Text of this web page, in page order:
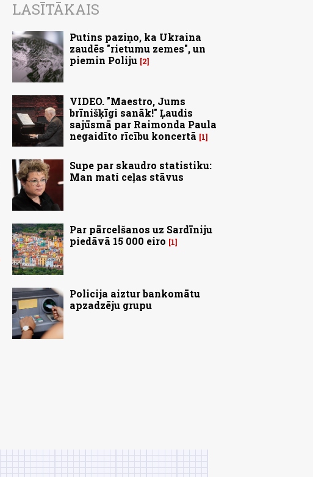
LASĪTĀKAIS
Putins paziņo, ka Ukraina
zaudēs "rietumu zemes", un
piemin Poliju 2
VIDEO. "Maestro, Jums
brīnišķīgi sanāk!" Ļaudis
sajūsmā par Raimonda Paula
negaidīto rīcību koncertā
1
Supe par skaudro statistiku:
Man mati ceļas stāvus
Par pārcelšanos uz Sardīniju
piedāvā 15 000 eiro
1
Policija aiztur bankomātu
apzadzēju grupu